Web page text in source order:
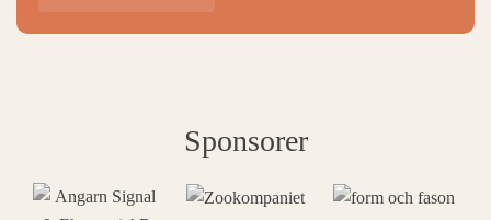
Sponsorer